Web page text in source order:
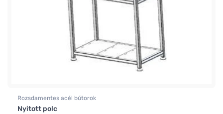
Rozsdamentes acél bútorok
Nyitott polc